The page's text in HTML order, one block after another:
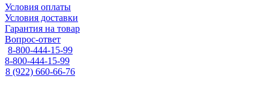
Условия оплаты
Условия доставки
Гарантия на товар
Вопрос-ответ
8-800-444-15-99
8-800-444-15-99
8 (922) 660-66-76